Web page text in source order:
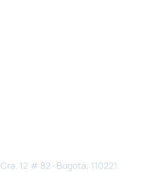
Cra. 12 # 82 · Bogotá, 110221